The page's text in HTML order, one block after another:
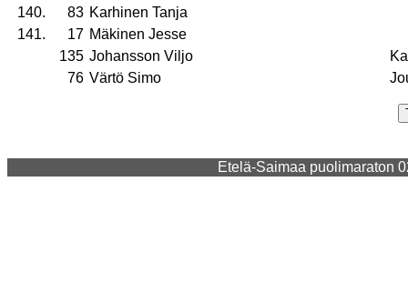
140.
83 Karhinen Tanja
141.
17 Mäkinen Jesse
135 Johansson Viljo
76 Värtö Simo
Etelä-Saimaa puolimaraton